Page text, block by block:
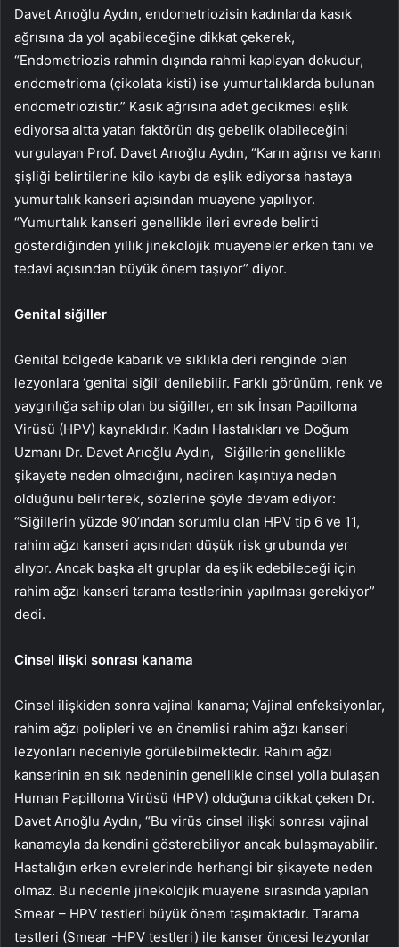
Davet Arıoğlu Aydın, endometriozisin kadınlarda kasık
ağrısına da yol açabileceğine dikkat çekerek,
“Endometriozis rahmin dışında rahmi kaplayan dokudur,
endometrioma (çikolata kisti) ise yumurtalıklarda bulunan
endometriozistir.” Kasık ağrısına adet gecikmesi eşlik
ediyorsa altta yatan faktörün dış gebelik olabileceğini
vurgulayan Prof. Davet Arıoğlu Aydın, “Karın ağrısı ve karın
şişliği belirtilerine kilo kaybı da eşlik ediyorsa hastaya
yumurtalık kanseri açısından muayene yapılıyor.
“Yumurtalık kanseri genellikle ileri evrede belirti
gösterdiğinden yıllık jinekolojik muayeneler erken tanı ve
tedavi açısından büyük önem taşıyor” diyor.
Genital siğiller
Genital bölgede kabarık ve sıklıkla deri renginde olan
lezyonlara ‘genital siğil’ denilebilir. Farklı görünüm, renk ve
yaygınlığa sahip olan bu siğiller, en sık İnsan Papilloma
Virüsü (HPV) kaynaklıdır. Kadın Hastalıkları ve Doğum
Uzmanı Dr. Davet Arıoğlu Aydın,
Siğillerin genellikle
şikayete neden olmadığını, nadiren kaşıntıya neden
olduğunu belirterek, sözlerine şöyle devam ediyor:
“Siğillerin yüzde 90’ından sorumlu olan HPV tip 6 ve 11,
rahim ağzı kanseri açısından düşük risk grubunda yer
alıyor. Ancak başka alt gruplar da eşlik edebileceği için
rahim ağzı kanseri tarama testlerinin yapılması gerekiyor”
dedi.
Cinsel ilişki sonrası kanama
Cinsel ilişkiden sonra vajinal kanama; Vajinal enfeksiyonlar,
rahim ağzı polipleri ve en önemlisi rahim ağzı kanseri
lezyonları nedeniyle görülebilmektedir. Rahim ağzı
kanserinin en sık nedeninin genellikle cinsel yolla bulaşan
Human Papilloma Virüsü (HPV) olduğuna dikkat çeken Dr.
Davet Arıoğlu Aydın, “Bu virüs cinsel ilişki sonrası vajinal
kanamayla da kendini gösterebiliyor ancak bulaşmayabilir.
Hastalığın erken evrelerinde herhangi bir şikayete neden
olmaz. Bu nedenle jinekolojik muayene sırasında yapılan
Smear – HPV testleri büyük önem taşımaktadır. Tarama
testleri (Smear -HPV testleri) ile kanser öncesi lezyonlar